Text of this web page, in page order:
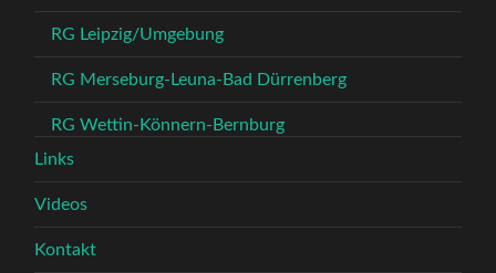
RG Leipzig/Umgebung
RG Merseburg-Leuna-Bad Dürrenberg
RG Wettin-Könnern-Bernburg
Links
Videos
Kontakt